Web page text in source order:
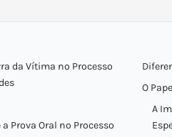
da Vítima no Processo
Prova Oral no Processo
O
A